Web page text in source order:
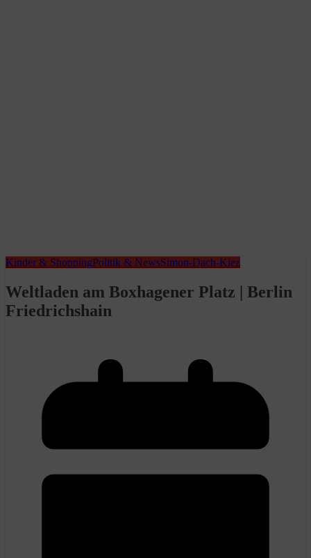
Kinder & ShoppingPolitik & NewsSimon-Dach-Kiez
Weltladen am Boxhagener Platz | Berlin
Friedrichshain